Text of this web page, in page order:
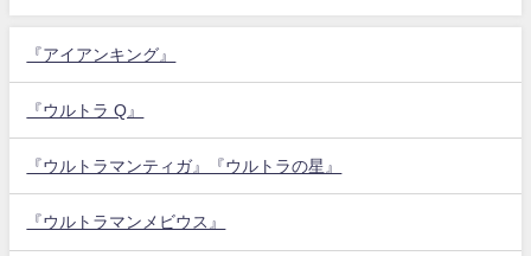
『アイアンキング』
『ウルトラ Q』
『ウルトラマンティガ』『ウルトラの星』
『ウルトラマンメビウス』